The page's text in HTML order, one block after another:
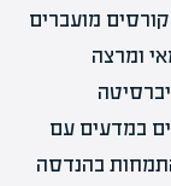
מועברים
ומרצה
במדעים עם
בהנדסה